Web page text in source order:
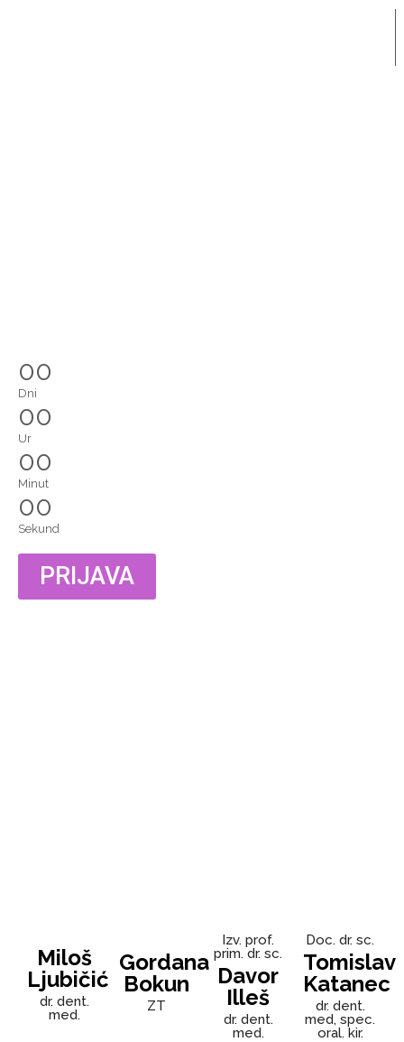
00
Dni
00
Ur
00
Minut
00
Sekund
PRIJAVA
Miloš
Ljubičić
dr. dent.
med.
Gordana
Bokun
ZT
Izv. prof.
prim. dr. sc.
Davor
Illeš
dr. dent.
med.
Doc. dr. sc.
Tomislav
Katanec
dr. dent.
med, spec.
oral. kir.